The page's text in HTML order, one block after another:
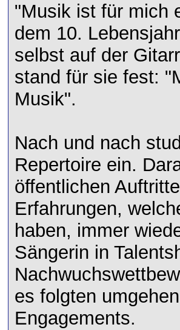
"Musik ist für mich
dem 10.
selbst auf der
stand für sie fest:
Musik".
Nach und nach
Repertoire ein.
öffentlichen
Erfahrungen,
haben, immer
Sängerin in
es folgten
Engagements.